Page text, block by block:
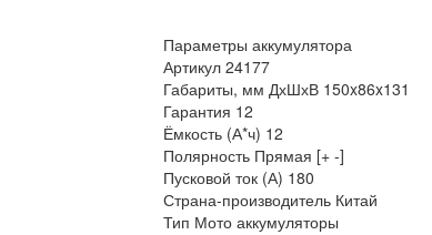
Параметры аккумулятора
Артикул 24177
Габариты, мм ДхШхВ 150x86x131
Гарантия 12
Ёмкость (А*ч) 12
Полярность Прямая [+ -]
Пусковой ток (А) 180
Страна-производитель Китай
Тип Мото аккумуляторы